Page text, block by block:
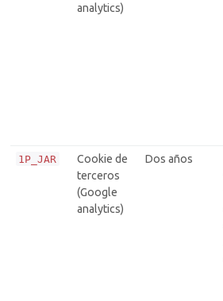
analytics)
1P_JAR
Cookie de
terceros
(Google
analytics)
Dos años